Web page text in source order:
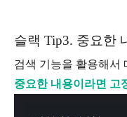
슬랙 Tip3. 중요한
검색 기능을 활용해서
중요한 내용이라면 고